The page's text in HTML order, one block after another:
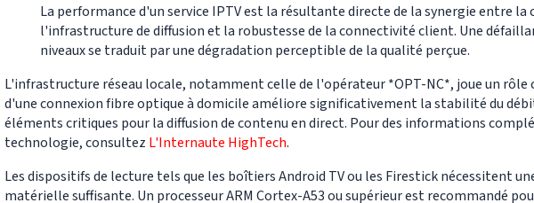
La performance d'un service IPTV est la résultante directe de la synergie entre la
l'infrastructure de diffusion et la robustesse de la connectivité client. Une
niveaux se traduit par une dégradation perceptible de la qualité perçue.
L'infrastructure réseau locale, notamment celle de l'opérateur *OPT-NC*, joue un
d'une connexion fibre optique à domicile améliore significativement la stabilité du
éléments critiques pour la diffusion de contenu en direct. Pour des informations
technologie, consultez L'Internaute HighTech.
Les dispositifs de lecture tels que les boîtiers Android TV ou les Firestick nécessitent
matérielle suffisante. Un processeur ARM Cortex-A53 ou supérieur est recommandé